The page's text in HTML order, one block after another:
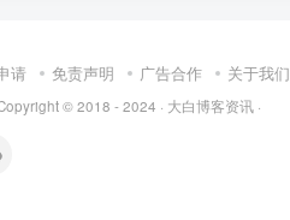
请 免责声明 广告合作 关于我们
© 2018 - 2024 · 大白博客资讯 ·